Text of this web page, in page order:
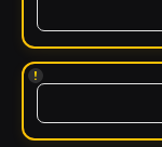
!